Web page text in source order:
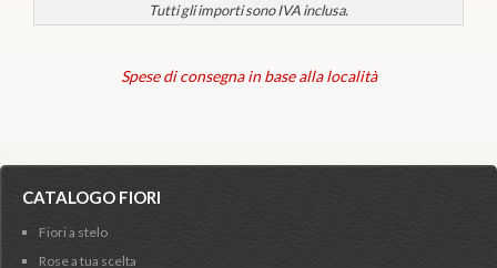
Tutti gli importi sono IVA inclusa.
Spese di consegna in base alla località
CATALOGO FIORI
Fiori a stelo
Rose a tua scelta